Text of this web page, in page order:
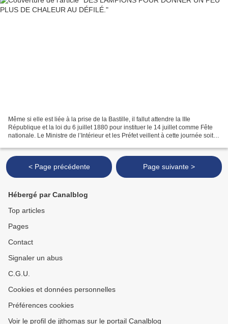
Même si elle est liée à la prise de la Bastille, il fallut attendre la IIIe
République et la loi du 6 juillet 1880 pour instituer le 14 juillet comme Fête
nationale. Le Ministre de l’Intérieur et les Préfet veillent à cette journée soit
< Page précédente Page suivante >
Hébergé par Canalblog
Top articles
Pages
Contact
Signaler un abus
C.G.U.
Cookies et données personnelles
Préférences cookies
Voir le profil de jjthomas sur le portail Canalblog